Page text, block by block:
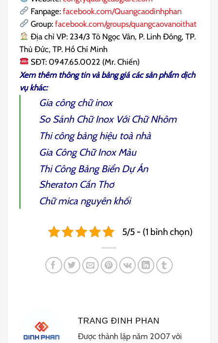
Fanpage: facebook.com/Quangcaodinhphan
Group: facebook.com/groups/quangcaovanoithat
Địa chỉ VP: 234/3 Tô Ngọc Vân, P. Linh Đông, TP.
Thủ Đức, TP. Hồ Chí Minh
SĐT: 0947.65.0022 (Mr. Chiến)
Xem thêm thông tin và bảng giá các sản phẩm dịch
vụ khác:
Gia công chữ inox
So Sánh Chữ Inox Với Chữ Nhôm
Thi công bảng hiệu toà nhà
Gia Công Chữ Inox Màu
Thi Công Bảng Biển Dự Án
Sheraton Cần Thơ
Chữ mica nguyên khối
5/5 - (1 bình chọn)
TRANG ĐINH PHAN
Được thành lập năm 2007 với